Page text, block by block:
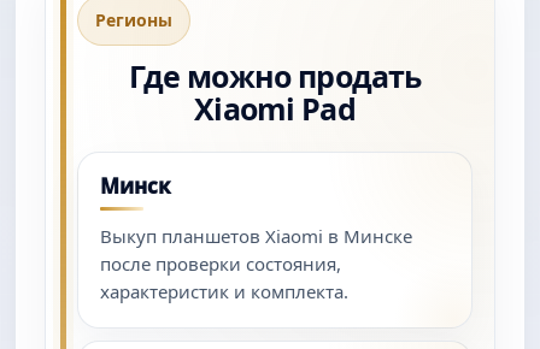
Регионы
Где можно продать
Xiaomi Pad
Минск
Выкуп планшетов Xiaomi в Минске
после проверки состояния,
характеристик и комплекта.